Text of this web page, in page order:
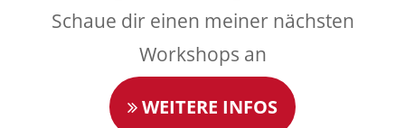
Schaue dir einen meiner nächsten
Workshops an
WEITERE INFOS